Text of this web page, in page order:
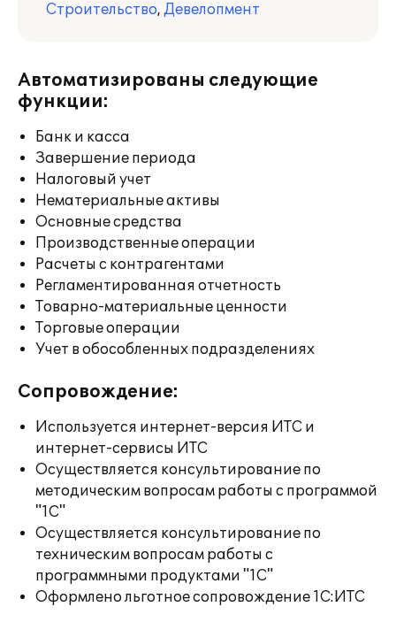
Строительство, Девелопмент
Автоматизированы следующие
функции:
Банк и касса
Завершение периода
Налоговый учет
Нематериальные активы
Основные средства
Производственные операции
Расчеты с контрагентами
Регламентированная отчетность
Товарно-материальные ценности
Торговые операции
Учет в обособленных подразделениях
Сопровождение:
Используется интернет-версия ИТС и
интернет-сервисы ИТС
Осуществляется консультирование по
методическим вопросам работы с программой
"1С"
Осуществляется консультирование по
техническим вопросам работы с
программными продуктами "1С"
Оформлено льготное сопровождение 1С:ИТС